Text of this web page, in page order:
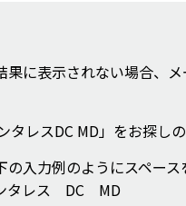
果に表示されない場合、
タレスDC MD」をお探し
入力例のようにスペース
タレス DC MD